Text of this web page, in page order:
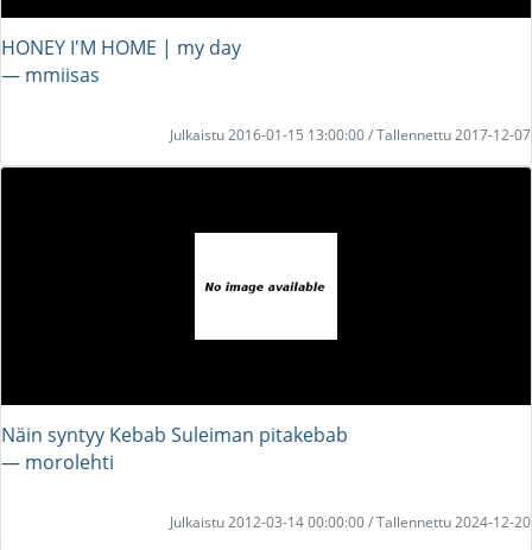
HONEY I'M HOME | my day
― mmiisas
Julkaistu 2016-01-15 13:00:00 / Tallennettu 2017-12-07
Näin syntyy Kebab Suleiman pitakebab
― morolehti
Julkaistu 2012-03-14 00:00:00 / Tallennettu 2024-12-20